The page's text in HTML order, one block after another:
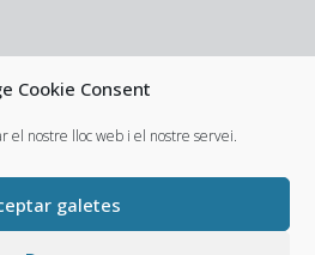
Cookie Consent
el nostre lloc web i el nostre servei.
galetes
Política de cookies